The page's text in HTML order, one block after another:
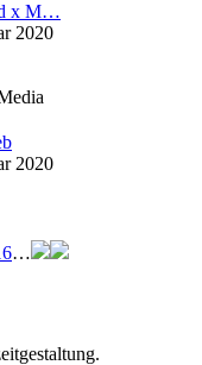
x M…
2020
2020
…